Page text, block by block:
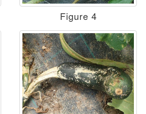
Figure 4